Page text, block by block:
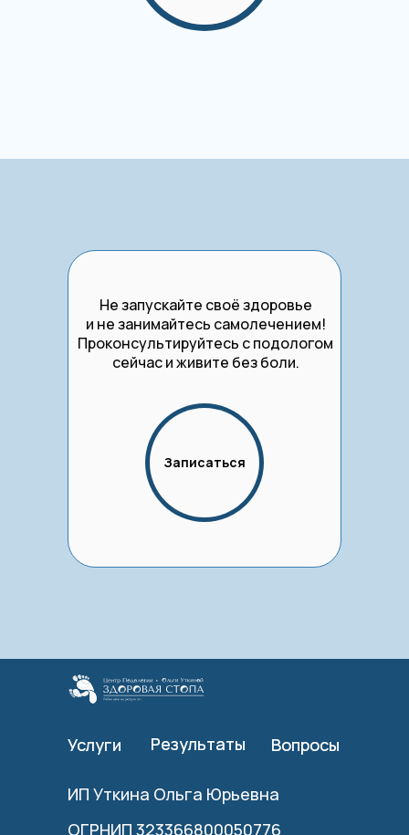
Не запускайте своё здоровье
и не занимайтесь самолечением!
Проконсультируйтесь с подологом
сейчас и живите без боли.
Записаться
Услуги
Услуги Результаты
Результаты Вопросы
Вопросы
ИП Уткина Ольга Юрьевна
ОГРНИП 323366800050776